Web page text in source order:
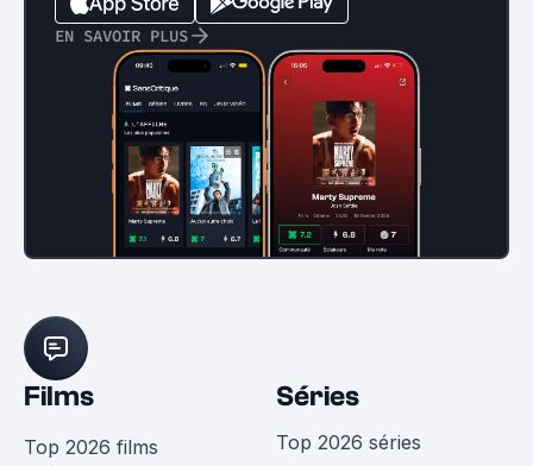
EN SAVOIR PLUS
Films
Top 2026 films
Séries
Top 2026 séries